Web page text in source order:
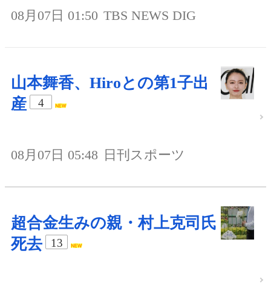
08月07日 01:50 TBS NEWS DIG
山本舞香、Hiroとの第1子出
産
4
08月07日 05:48 日刊スポーツ
超合金生みの親・村上克司氏
死去
13